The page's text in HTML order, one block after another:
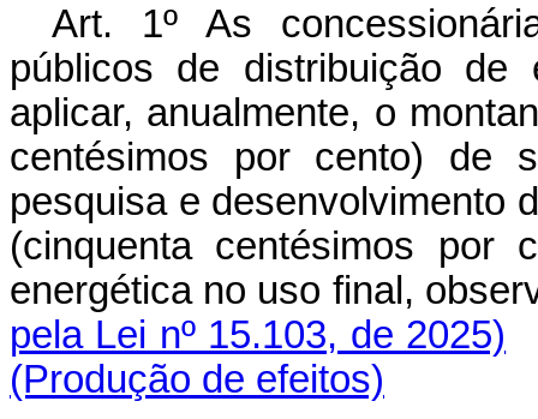
Art. 1º As
públicos de distribuição de
aplicar, anualmente, o
centésimos por cento) de
pesquisa e desenvolvimento
(cinquenta centésimos por
energética no uso final,
pela Lei nº 15.103, de 2025)
(Produção de efeitos)